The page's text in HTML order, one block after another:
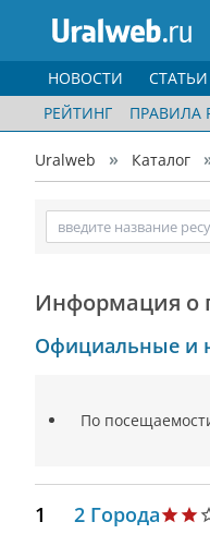
НОВОСТИ СТАТЬИ
РЕЙТИНГ
ПРАВИЛА
Uralweb Каталог
Информация о
Официальные и
По
1 2 Города